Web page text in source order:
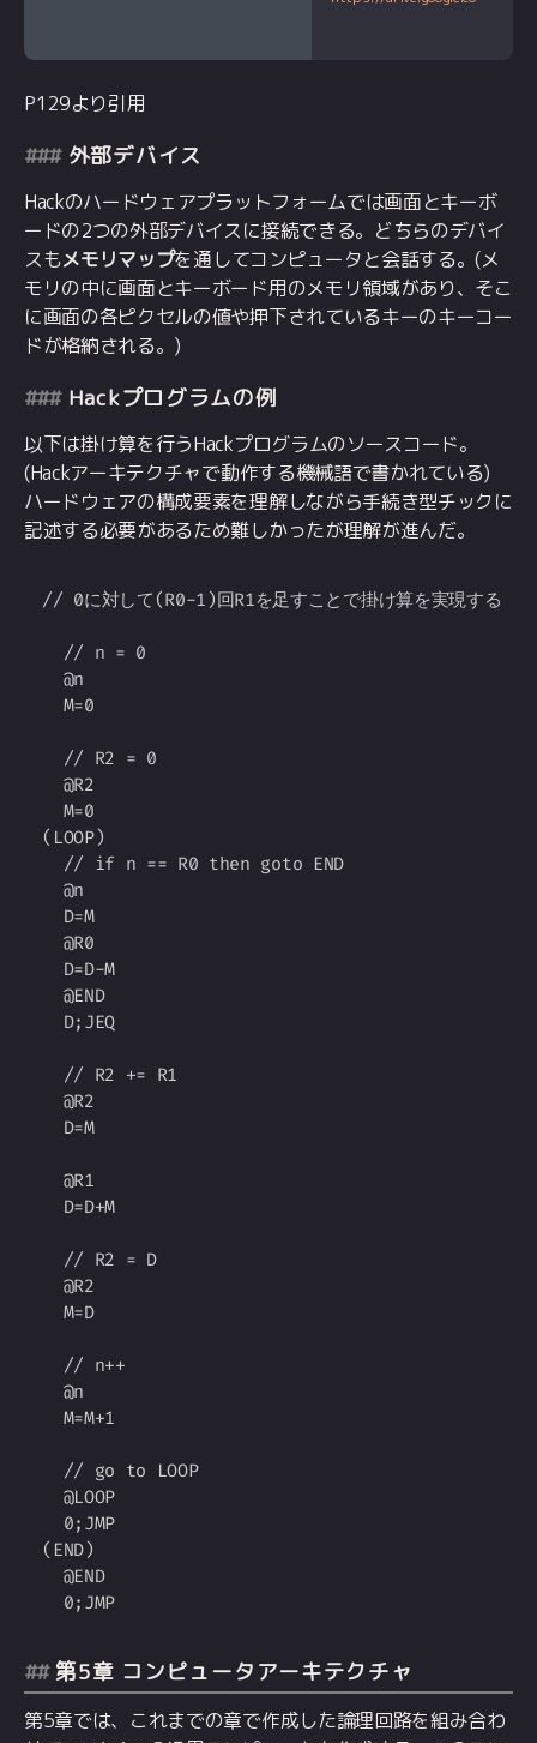
P129より引用
外部デバイス
Hackのハードウェアプラットフォームでは画面とキーボ
ードの2つの外部デバイスに接続できる。どちらのデバイ
スもメモリマップを通してコンピュータと会話する。(メ
モリの中に画面とキーボード用のメモリ領域があり、そこ
に画面の各ピクセルの値や押下されているキーのキーコー
ドが格納される。)
Hackプログラムの例
以下は掛け算を行うHackプログラムのソースコード。
(Hackアーキテクチャで動作する機械語で書かれている)
ハードウェアの構成要素を理解しながら手続き型チックに
記述する必要があるため難しかったが理解が進んだ。
// 0に対して(R0-1)回R1を足すことで掛け算を実現する
  // n = 0
  @n
  M=0
  // R2 = 0
  @R2
  M=0
(LOOP)
  // if n == R0 then goto END
  @n
  D=M
  @R0
  D=D-M
  @END
  D;JEQ
  // R2 += R1
  @R2
  D=M
  @R1
  D=D+M
  // R2 = D
  @R2
  M=D
  // n++
  @n
  M=M+1
  // go to LOOP
  @LOOP
  0;JMP
(END)
  @END
  0;JMP
Copy
第5章 コンピュータアーキテクチャ
第5章では、これまでの章で作成した論理回路を組み合わ